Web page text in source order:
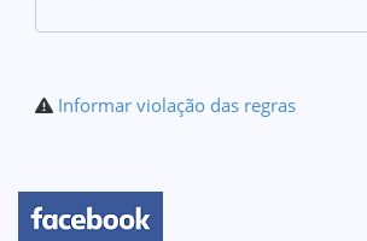
Informar violação das regras